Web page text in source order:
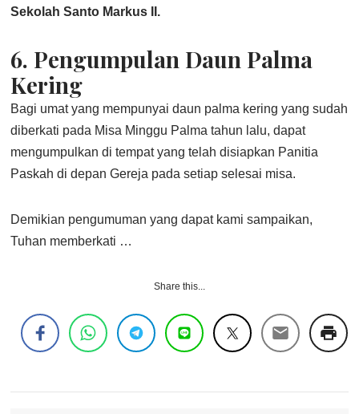
Sekolah Santo Markus II.
6. Pengumpulan Daun Palma
Kering
Bagi umat yang mempunyai daun palma kering yang sudah
diberkati pada Misa Minggu Palma tahun lalu, dapat
mengumpulkan di tempat yang telah disiapkan Panitia
Paskah di depan Gereja pada setiap selesai misa.
Demikian pengumuman yang dapat kami sampaikan,
Tuhan memberkati …
Share this...